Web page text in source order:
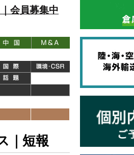
会員募集中
｜短報